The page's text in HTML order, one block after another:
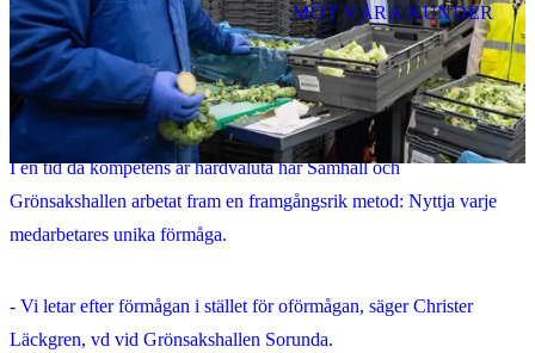
MÖT VÅRA KUNDER
Grönsaksjätten: “Har ett fantastiskt samarbete med Samhall"
I en tid då kompetens är hårdvaluta har Samhall och
Grönsakshallen arbetat fram en framgångsrik metod: Nyttja varje
medarbetares unika förmåga.
- Vi letar efter förmågan i stället för oförmågan, säger Christer
Läckgren, vd vid Grönsakshallen Sorunda.